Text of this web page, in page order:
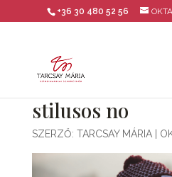
+36 30 480 52 56
stilusos no
SZERZŐ: TARCSAY MÁRIA|